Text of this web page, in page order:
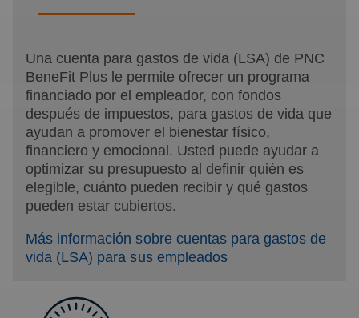
Una cuenta para gastos de vida (LSA) de PNC
BeneFit Plus le permite ofrecer un programa
financiado por el empleador, con fondos
después de impuestos, para gastos de vida que
ayudan a promover el bienestar físico,
financiero y emocional. Usted puede ayudar a
optimizar su presupuesto al definir quién es
elegible, cuánto pueden recibir y qué gastos
pueden estar cubiertos.
Más información sobre cuentas para gastos de
vida (LSA) para sus empleados